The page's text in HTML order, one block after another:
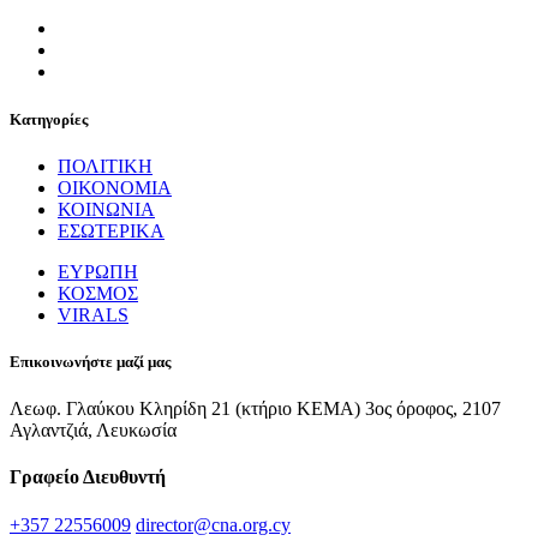
Κατηγορίες
ΠΟΛΙΤΙΚΗ
ΟΙΚΟΝΟΜΙΑ
ΚΟΙΝΩΝΙΑ
ΕΣΩΤΕΡΙΚΑ
ΕΥΡΩΠΗ
ΚΟΣΜΟΣ
VIRALS
Επικοινωνήστε μαζί μας
Λεωφ. Γλαύκου Κληρίδη 21 (κτήριο ΚΕΜΑ) 3ος όροφος, 2107
Αγλαντζιά, Λευκωσία
Γραφείο Διευθυντή
+357 22556009 director@cna.org.cy